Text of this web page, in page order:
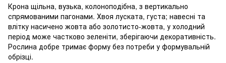
Крона щільна, вузька, колоноподібна, з вертикально
спрямованими пагонами. Хвоя луската, густа; навесні та
влітку насичено жовта або золотисто-жовта, у холодний
період може частково зеленіти, зберігаючи декоративність.
Рослина добре тримає форму без потреби у формувальній
обрізці.